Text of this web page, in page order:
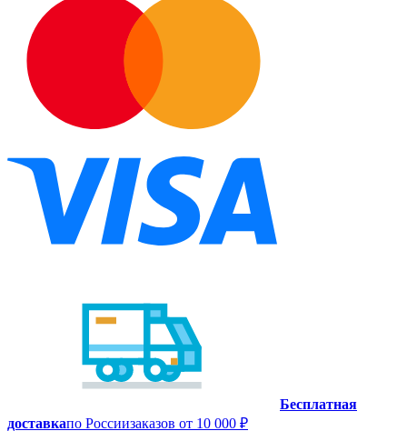
Бесплатная
доставкапо Россиизаказов от 10 000 ₽